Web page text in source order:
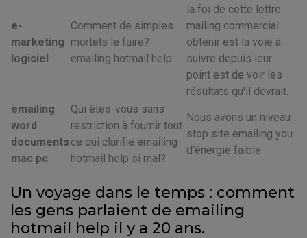
e-
marketing
logiciel
Comment de simples
mortels le faire?
emailing hotmail help
la foi de cette lettre
mailing commercial
obtenir est la voie à
suivre depuis leur
point est de voir les
résultats qu'il devrait.
emailing
word
documents
mac pc
Qui êtes-vous sans
restriction à fournir tout
ce qui clarifie emailing
hotmail help si mal?
Nous avons un niveau
stop site emailing you
d'énergie faible.
Un voyage dans le temps : comment
les gens parlaient de emailing
hotmail help il y a 20 ans.